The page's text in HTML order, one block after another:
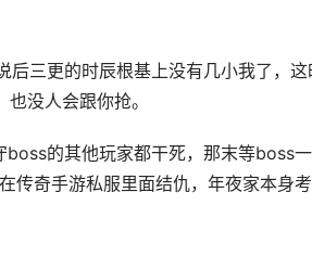
没人会跟你抢。
传奇手游私服里面结仇，年夜家本身